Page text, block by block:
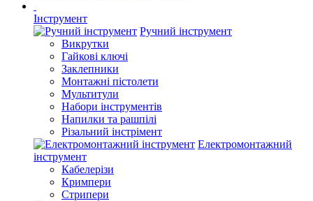
Інструмент
Ручний інструмент
Викрутки
Гайкові ключі
Заклепники
Монтажні пістолети
Мультитули
Набори інструментів
Напилки та рашпілі
Різальний інстрімент
Електромонтажний
інструмент
Кабелерізи
Кримпери
Стрипери